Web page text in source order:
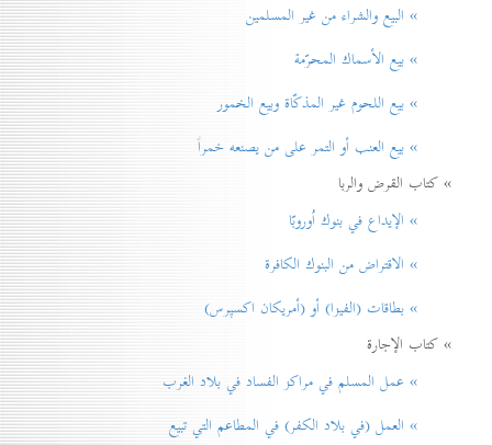
» البيع والشراء من غير المسلمين
» بيع الأسماك المحرّمة
» بيع اللحوم غير المذكّاة وبيع الخمور
» بيع العنب أو التمر على من يصنعه خمراً
» كتاب القرض والربا
» الإيداع في بنوك اُوروبّا
» الاقتراض من البنوك الكافرة
» بطاقات (الفيزا) أو (أمريكان اكسپرس)
» كتاب الإجارة
» عمل المسلم في مراكز الفساد في بلاد الغرب
» العمل (في بلاد الكفر) في المطاعم التي تبيع